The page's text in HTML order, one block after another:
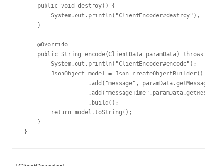
public void destroy() {
System.out.println("ClientEncoder#destroy");
}
@Override
public String encode(ClientData paramData) throws
System.out.println("ClientEncoder#encode");
JsonObject model = Json.createObjectBuilder()
.add("message",
.build();
return model.toString();
}
}